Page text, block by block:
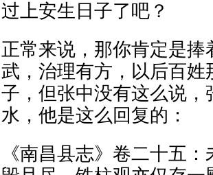
过上安生日子了吧？
正常来说，那你肯定是
武，治理有方，以后百
子，但张中没有这么说
水，他是这么回复的：
《南昌县志》卷二十五